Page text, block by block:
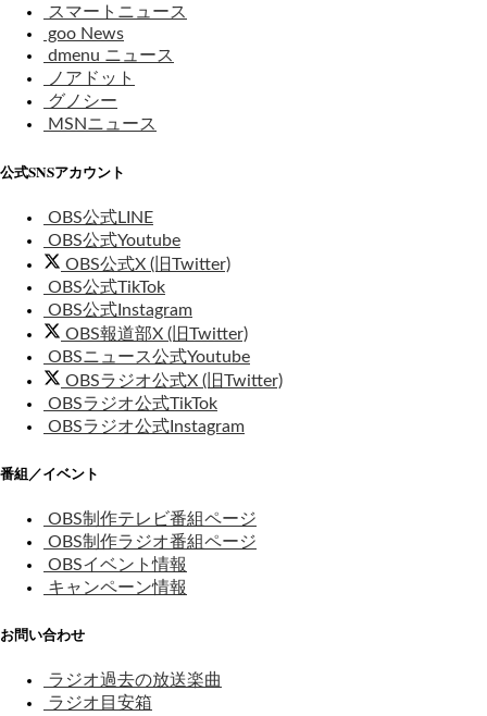
スマートニュース
goo News
dmenu ニュース
ノアドット
グノシー
MSNニュース
公式SNSアカウント
OBS公式LINE
OBS公式Youtube
OBS公式X (旧Twitter)
OBS公式TikTok
OBS公式Instagram
OBS報道部X (旧Twitter)
OBSニュース公式Youtube
OBSラジオ公式X (旧Twitter)
OBSラジオ公式TikTok
OBSラジオ公式Instagram
番組／イベント
OBS制作テレビ番組ページ
OBS制作ラジオ番組ページ
OBSイベント情報
キャンペーン情報
お問い合わせ
ラジオ過去の放送楽曲
ラジオ目安箱